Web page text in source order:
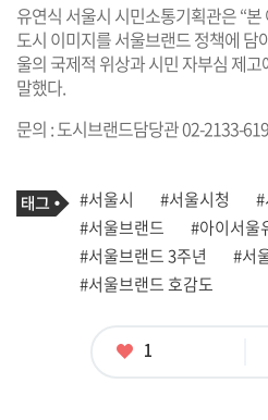
유연식 서울시 시민소통기획관은 “
도시 이미지를 서울브랜드 정책에 담
울의 국제적 위상과 시민 자부심 제
말했다.
문의 : 도시브랜드담당관 02-2133-
기
사
관
련
태
그
태
그
#서울시 #서울시청
#서울브랜드
#아이서울
#서울브랜드 3주년
#서
#서울브랜드 호감도
좋1